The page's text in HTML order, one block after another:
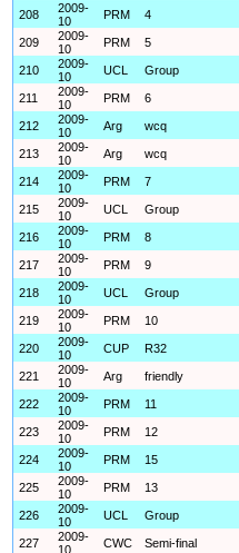
208
2009-
10
PRM 4
209
2009-
10
PRM 5
210
2009-
10
UCL Group
211
2009-
10
PRM 6
212
2009-
10
Arg wcq
213
2009-
10
Arg wcq
214
2009-
10
PRM 7
215
2009-
10
UCL Group
216
2009-
10
PRM 8
217
2009-
10
PRM 9
218
2009-
10
UCL Group
219
2009-
10
PRM 10
220
2009-
10
CUP R32
221
2009-
10
Arg friendly
222
2009-
10
PRM 11
223
2009-
10
PRM 12
224
2009-
10
PRM 15
225
2009-
10
PRM 13
226
2009-
10
UCL Group
227
2009-
10
CWC Semi-final